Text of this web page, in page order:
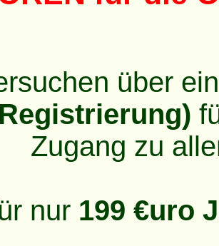
über
Zugang zu
nur 199 €uro